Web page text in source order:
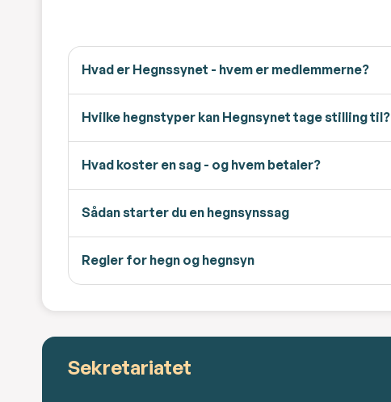
Hvad er Hegnssynet - hvem er medlemmerne?
Hvilke hegnstyper kan Hegnsynet tage stilling til?
Hvad koster en sag - og hvem betaler?
Sådan starter du en hegnsynssag
Regler for hegn og hegnsyn
Sekretariatet